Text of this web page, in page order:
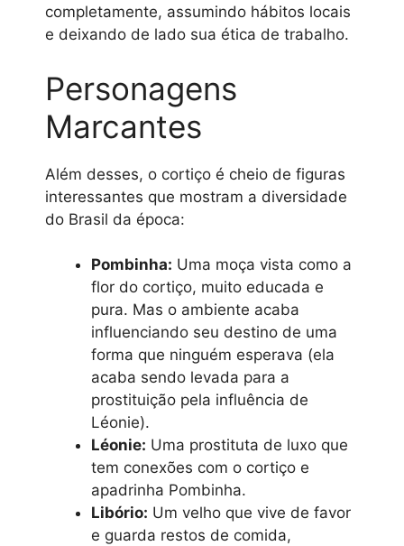
completamente, assumindo hábitos locais
e deixando de lado sua ética de trabalho.
Personagens
Marcantes
Além desses, o cortiço é cheio de figuras
interessantes que mostram a diversidade
do Brasil da época:
Pombinha: Uma moça vista como a
flor do cortiço, muito educada e
pura. Mas o ambiente acaba
influenciando seu destino de uma
forma que ninguém esperava (ela
acaba sendo levada para a
prostituição pela influência de
Léonie).
Léonie: Uma prostituta de luxo que
tem conexões com o cortiço e
apadrinha Pombinha.
Libório: Um velho que vive de favor
e guarda restos de comida,